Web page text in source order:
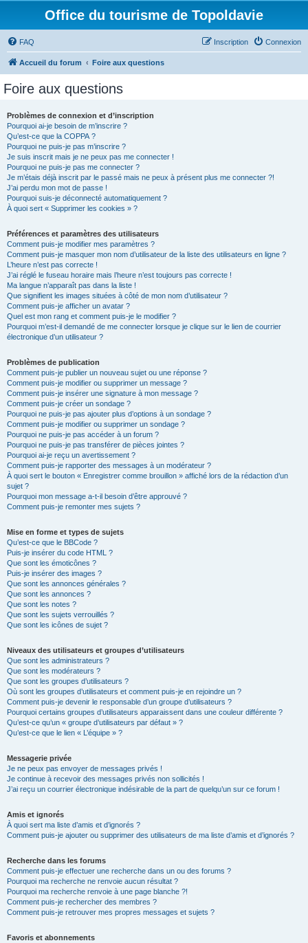
Office du tourisme de Topoldavie
FAQ Connexion
Inscription
Accueil du forum Foire aux questions
Foire aux questions
Problèmes de connexion et d’inscription
Pourquoi ai-je besoin de m’inscrire ?
Qu’est-ce que la COPPA ?
Pourquoi ne puis-je pas m’inscrire ?
Je suis inscrit mais je ne peux pas me connecter !
Pourquoi ne puis-je pas me connecter ?
Je m’étais déjà inscrit par le passé mais ne peux à présent plus me connecter ?!
J’ai perdu mon mot de passe !
Pourquoi suis-je déconnecté automatiquement ?
À quoi sert « Supprimer les cookies » ?
Préférences et paramètres des utilisateurs
Comment puis-je modifier mes paramètres ?
Comment puis-je masquer mon nom d’utilisateur de la liste des utilisateurs en ligne ?
L’heure n’est pas correcte !
J’ai réglé le fuseau horaire mais l’heure n’est toujours pas correcte !
Ma langue n’apparaît pas dans la liste !
Que signifient les images situées à côté de mon nom d’utilisateur ?
Comment puis-je afficher un avatar ?
Quel est mon rang et comment puis-je le modifier ?
Pourquoi m’est-il demandé de me connecter lorsque je clique sur le lien de courrier
électronique d’un utilisateur ?
Problèmes de publication
Comment puis-je publier un nouveau sujet ou une réponse ?
Comment puis-je modifier ou supprimer un message ?
Comment puis-je insérer une signature à mon message ?
Comment puis-je créer un sondage ?
Pourquoi ne puis-je pas ajouter plus d’options à un sondage ?
Comment puis-je modifier ou supprimer un sondage ?
Pourquoi ne puis-je pas accéder à un forum ?
Pourquoi ne puis-je pas transférer de pièces jointes ?
Pourquoi ai-je reçu un avertissement ?
Comment puis-je rapporter des messages à un modérateur ?
À quoi sert le bouton « Enregistrer comme brouillon » affiché lors de la rédaction d’un
sujet ?
Pourquoi mon message a-t-il besoin d’être approuvé ?
Comment puis-je remonter mes sujets ?
Mise en forme et types de sujets
Qu’est-ce que le BBCode ?
Puis-je insérer du code HTML ?
Que sont les émoticônes ?
Puis-je insérer des images ?
Que sont les annonces générales ?
Que sont les annonces ?
Que sont les notes ?
Que sont les sujets verrouillés ?
Que sont les icônes de sujet ?
Niveaux des utilisateurs et groupes d’utilisateurs
Que sont les administrateurs ?
Que sont les modérateurs ?
Que sont les groupes d’utilisateurs ?
Où sont les groupes d’utilisateurs et comment puis-je en rejoindre un ?
Comment puis-je devenir le responsable d’un groupe d’utilisateurs ?
Pourquoi certains groupes d’utilisateurs apparaissent dans une couleur différente ?
Qu’est-ce qu’un « groupe d’utilisateurs par défaut » ?
Qu’est-ce que le lien « L’équipe » ?
Messagerie privée
Je ne peux pas envoyer de messages privés !
Je continue à recevoir des messages privés non sollicités !
J’ai reçu un courrier électronique indésirable de la part de quelqu’un sur ce forum !
Amis et ignorés
À quoi sert ma liste d’amis et d’ignorés ?
Comment puis-je ajouter ou supprimer des utilisateurs de ma liste d’amis et d’ignorés ?
Recherche dans les forums
Comment puis-je effectuer une recherche dans un ou des forums ?
Pourquoi ma recherche ne renvoie aucun résultat ?
Pourquoi ma recherche renvoie à une page blanche ?!
Comment puis-je rechercher des membres ?
Comment puis-je retrouver mes propres messages et sujets ?
Favoris et abonnements